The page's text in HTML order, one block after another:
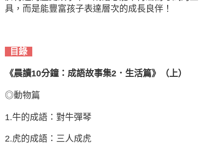
具，而是能豐富孩子表達層次的成長良伴！
目錄
《晨讀10分鐘：成語故事集2．生活篇》（上）
◎動物篇
1.牛的成語：對牛彈琴
2.虎的成語：三人成虎